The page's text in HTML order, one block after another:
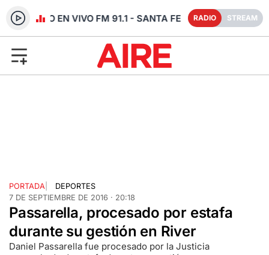
RADIO EN VIVO FM 91.1 - SANTA FE RADIO STREAM
PORTADA
DEPORTES
7 DE SEPTIEMBRE DE 2016 · 20:18
Passarella, procesado por estafa
durante su gestión en River
Daniel Passarella fue procesado por la Justicia